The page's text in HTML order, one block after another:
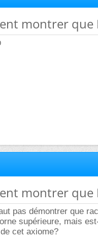
montrer que
montrer que
pas démontrer que
supérieure, mais
cet axiome?